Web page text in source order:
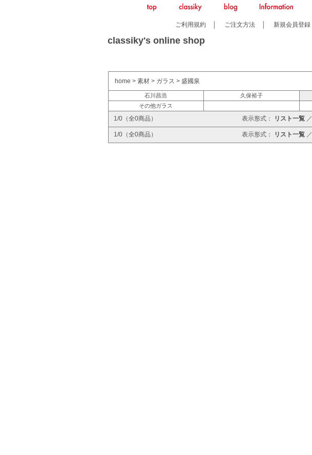
ご利用規約 ご注文方法 新規会員登録
classiky's online shop
home > 素材> ガラス > 盛國泉
石川昌浩 久保裕子
その他ガラス
1/0（全0商品） 表示形式： リスト一覧／
1/0（全0商品） 表示形式： リスト一覧／